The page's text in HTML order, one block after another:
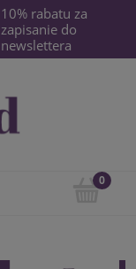
10% rabatu za
zapisanie do
newslettera